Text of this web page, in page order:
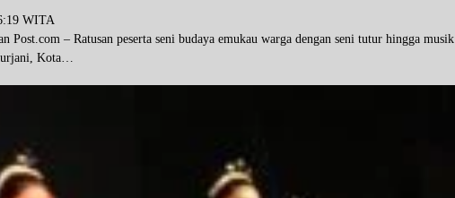
WITA
Post.com – Ratusan peserta seni budaya emukau warga dengan seni tutur hingga musik
Kota…